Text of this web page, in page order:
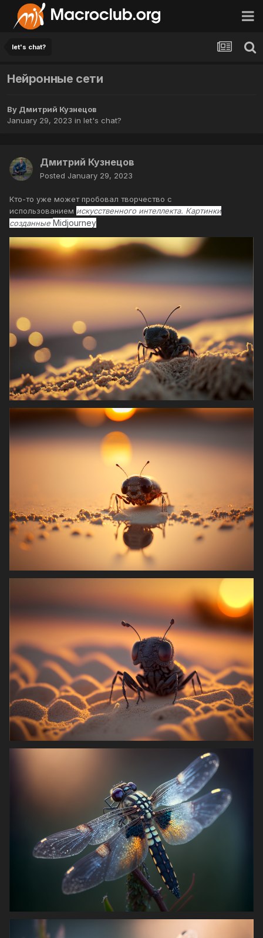
let's chat?
Нейронные сети
By Дмитрий Кузнецов
January 29, 2023 in let's chat?
Дмитрий Кузнецов
Posted January 29, 2023
Кто-то уже может пробовал творчество с
использованием искусственного интеллекта. Картинки
созданные Midjourney